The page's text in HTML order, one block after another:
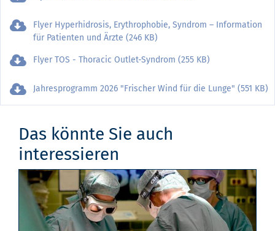
Flyer Hyperhidrosis, Erythrophobie, Syndrom – Information
für Patienten und Ärzte (246 KB)
Flyer TOS - Thoracic Outlet-Syndrom (255 KB)
Jahresprogramm 2026 "Frischer Wind für die Lunge" (551 KB)
Das könnte Sie auch
interessieren